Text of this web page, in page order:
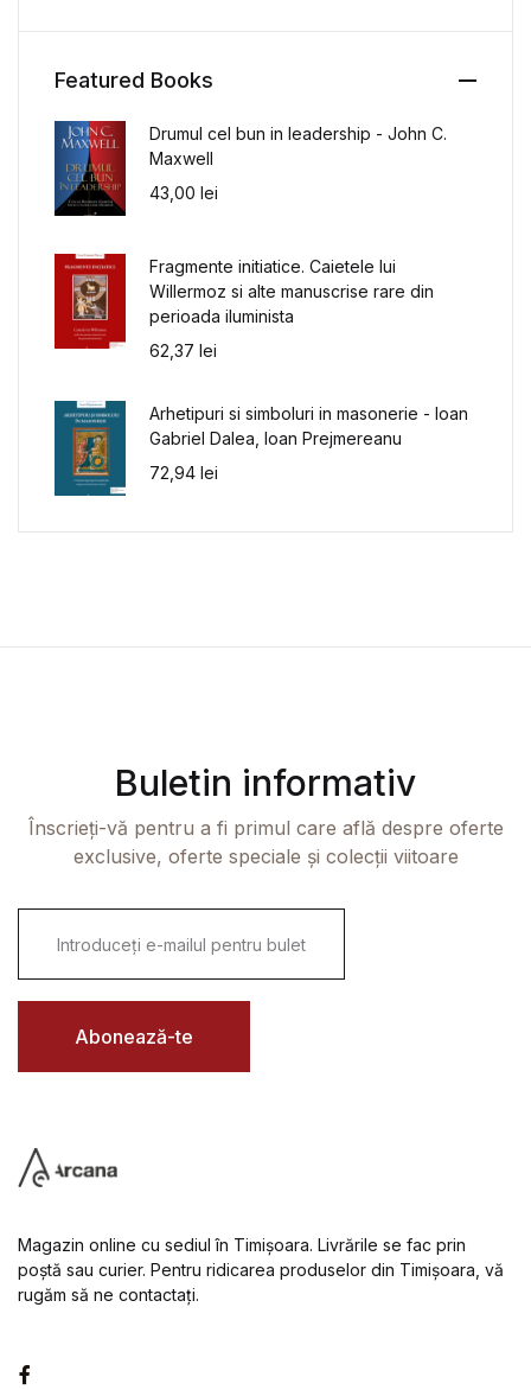
Featured Books
Drumul cel bun in leadership - John C.
Maxwell
43,00 lei
Fragmente initiatice. Caietele lui
Willermoz si alte manuscrise rare din
perioada iluminista
62,37 lei
Arhetipuri si simboluri in masonerie - Ioan
Gabriel Dalea, Ioan Prejmereanu
72,94 lei
Buletin informativ
Înscrieți-vă pentru a fi primul care află despre oferte
exclusive, oferte speciale și colecții viitoare
i
l
Abonează-te
Magazin online cu sediul în Timișoara. Livrările se fac prin
poștă sau curier. Pentru ridicarea produselor din Timișoara, vă
rugăm să ne contactați.